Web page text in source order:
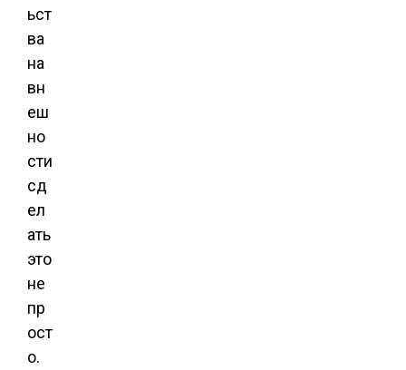
ьст
ва
на
вн
еш
но
сти
сд
ел
ать
это
не
пр
ост
о.